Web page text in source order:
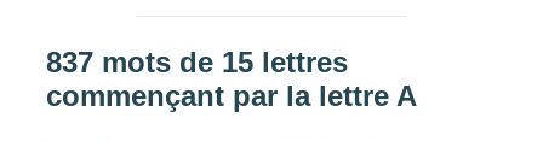
837 mots de 15 lettres
commençant par la lettre A